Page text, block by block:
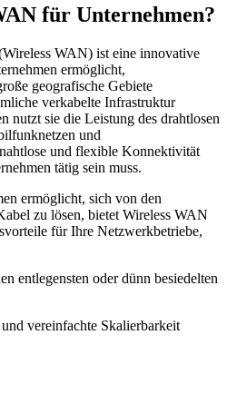
für Unternehmen?
WAN) ist eine innovative
ermöglicht,
geografische Gebiete
verkabelte Infrastruktur
nutzt sie die Leistung des drahtlosen
und
und flexible Konnektivität
tätig sein muss.
ermöglicht, sich von den
zu lösen, bietet Wireless WAN
für Ihre Netzwerkbetriebe,
entlegensten oder dünn besiedelten
vereinfachte Skalierbarkeit